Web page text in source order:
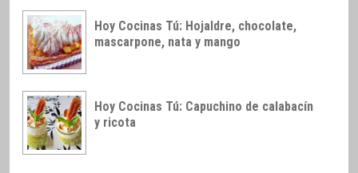
Hoy Cocinas Tú: Hojaldre, chocolate,
mascarpone, nata y mango
Hoy Cocinas Tú: Capuchino de calabacín
y ricota